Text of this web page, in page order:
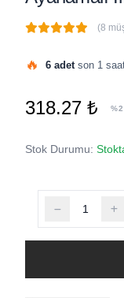
(8
🔥 6 adet son 1
318.27 ₺
Stok Durumu: